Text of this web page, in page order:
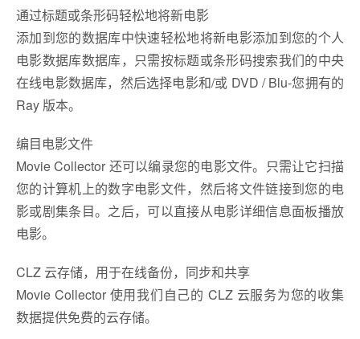
通过标题或条形码轻松地将新电影
添加到您的数据库中快速轻松地将新电影添加到您的个人
电影数据库数据库，只需按标题或条形码搜索我们的中央
在线电影数据库，然后选择电影和/或 DVD / Blu-您拥有的
Ray 版本。
编目电影文件
Movie Collector 还可以编录您的电影文件。只需让它扫描
您的计算机上的数字电影文件，然后将文件链接到您的电
影或剧集条目。之后，可以直接从电影详细信息面板播放
电影。
CLZ 云存储，用于在线备份，同步和共享
Movie Collector 使用我们自己的 CLZ 云服务为您的收集
数据提供免费的云存储。